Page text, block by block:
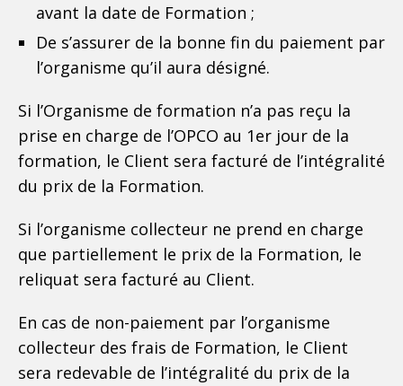
avant la date de Formation ;
De s’assurer de la bonne fin du paiement par
l’organisme qu’il aura désigné.
Si l’Organisme de formation n’a pas reçu la
prise en charge de l’OPCO au 1er jour de la
formation, le Client sera facturé de l’intégralité
du prix de la Formation.
Si l’organisme collecteur ne prend en charge
que partiellement le prix de la Formation, le
reliquat sera facturé au Client.
En cas de non-paiement par l’organisme
collecteur des frais de Formation, le Client
sera redevable de l’intégralité du prix de la